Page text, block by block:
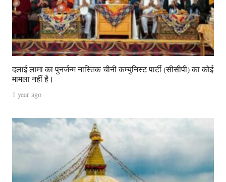
दलाई लामा का पुनर्जन्म नास्तिक चीनी कम्युनिस्ट पार्टी (सीसीपी) का कोई
मामला नहीं है।
1 year ago